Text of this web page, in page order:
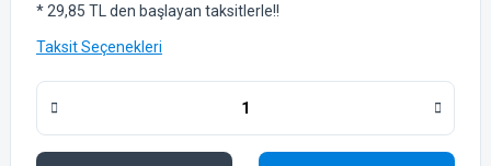
* 29,85 TL den başlayan taksitlerle!!
Taksit Seçenekleri